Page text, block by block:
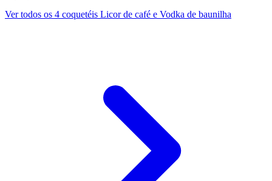
Ver todos os 4 coquetéis Licor de café e Vodka de baunilha